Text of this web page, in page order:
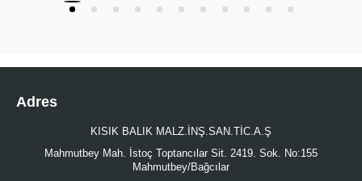
Adres
KISIK BALIK MALZ.İNŞ.SAN.TİC.A.Ş
Mahmutbey Mah. İstoç Toptancılar Sit. 2419. Sok. No:155
Mahmutbey/Bağcılar